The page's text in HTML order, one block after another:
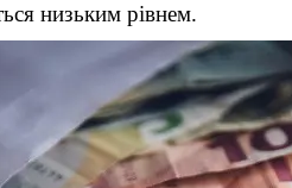
низьким рівнем.